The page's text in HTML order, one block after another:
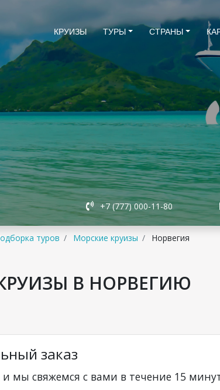
КРУИЗЫ ТУРЫ СТРАНЫ
+7 (777) 000-11-80
туров Морские круизы Норвегия
В НОРВЕГИЮ
заказ
и мы свяжемся с вами в течение 15